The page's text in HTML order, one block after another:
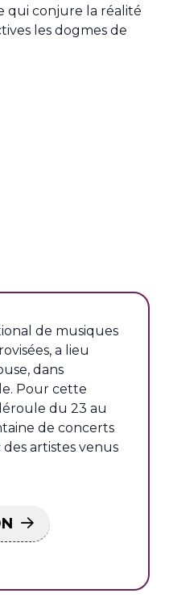
qui conjure la réalité
les dogmes de
de musiques
a lieu
dans
Pour cette
du 23 au
de concerts
artistes venus